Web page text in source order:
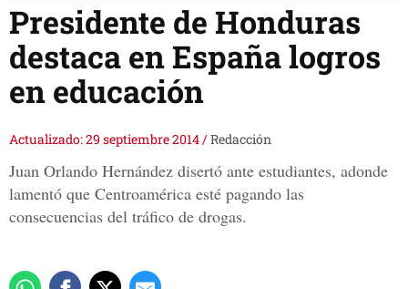
Presidente de Honduras
destaca en España logros
en educación
Actualizado: 29 septiembre 2014/Redacción
Juan Orlando Hernández disertó ante estudiantes, adonde
lamentó que Centroamérica esté pagando las
consecuencias del tráfico de drogas.